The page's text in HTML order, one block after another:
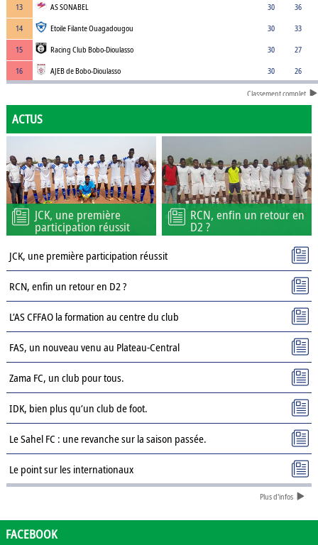
13
AS SONABEL 30
36
14
Etoile Filante Ouagadougou 30
33
15
Racing Club Bobo-Dioulasso 30
27
16
AJEB de Bobo-Dioulasso 30 26
Classement complet
ACTUS
JCK, une première
participation réussit
RCN, enfin un retour en
D2 ?
JCK, une première participation réussit
RCN, enfin un retour en D2 ?
L’AS CFFAO la formation au centre du club
FAS, un nouveau venu au Plateau-Central
Zama FC, un club pour tous.
IDK, bien plus qu’un club de foot.
Le Sahel FC : une revanche sur la saison passée.
Le point sur les internationaux
Présentation des clubs de D3 : ASPC Tenkodogo
Plus d'infos
FACEBOOK